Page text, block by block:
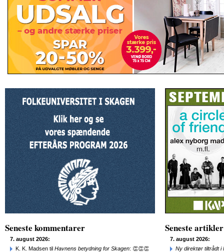
Seneste kommentarer
7. august 2026:
K. K. Madsen til Havnens betydning for Skagen: 👏👏👏
Seneste artikler
7. august 2026:
Ny direktør tiltrådt i